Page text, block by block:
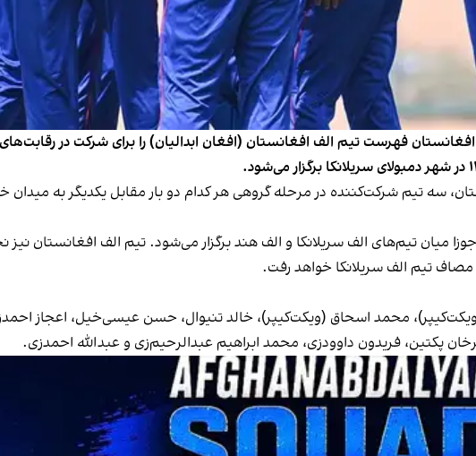
فهرست تیم الف افغانستان (افغان ابدالیان) را برای شرکت در
سه تیم شرکت‌کننده در مرحله گروهی هر کدام دو بار مقابل یکدیگر به میدان
(ویکت‌کیپر)، محمد اسحاق (ویکت‌کیپر)، خالد تنیوال، حسن عیسی‌خیل، اعجاز
پکتین، فریدون داوودزی، محمد ابراهیم عبدالرحیم‌زی و عبدالله احمدزی.